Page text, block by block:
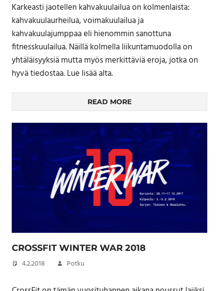
Karkeasti jaotellen kahvakuulailua on kolmenlaista:
kahvakuulaurheilua, voimakuulailua ja
kahvakuulajumppaa eli hienommin sanottuna
fitnesskuulailua. Näillä kolmella liikuntamuodolla on
yhtäläisyyksiä mutta myös merkittäviä eroja, jotka on
hyvä tiedostaa. Lue lisää alta.
READ MORE
CROSSFIT WINTER WAR 2018
4.2.2018 Potku